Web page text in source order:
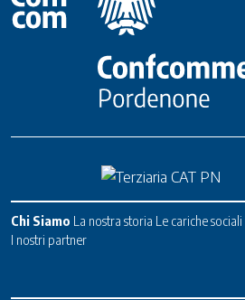
Chi Siamo La nostra storia Le cariche sociali
I nostri partner